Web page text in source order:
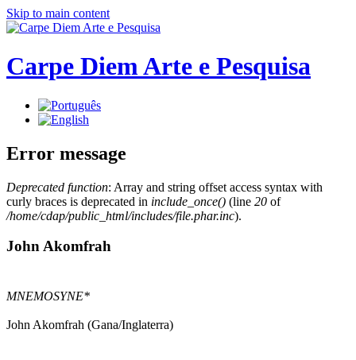
Skip to main content
Carpe Diem Arte e Pesquisa
Error message
Deprecated function: Array and string offset access syntax with
curly braces is deprecated in include_once() (line 20 of
/home/cdap/public_html/includes/file.phar.inc).
John Akomfrah
MNEMOSYNE*
John Akomfrah (Gana/Inglaterra)